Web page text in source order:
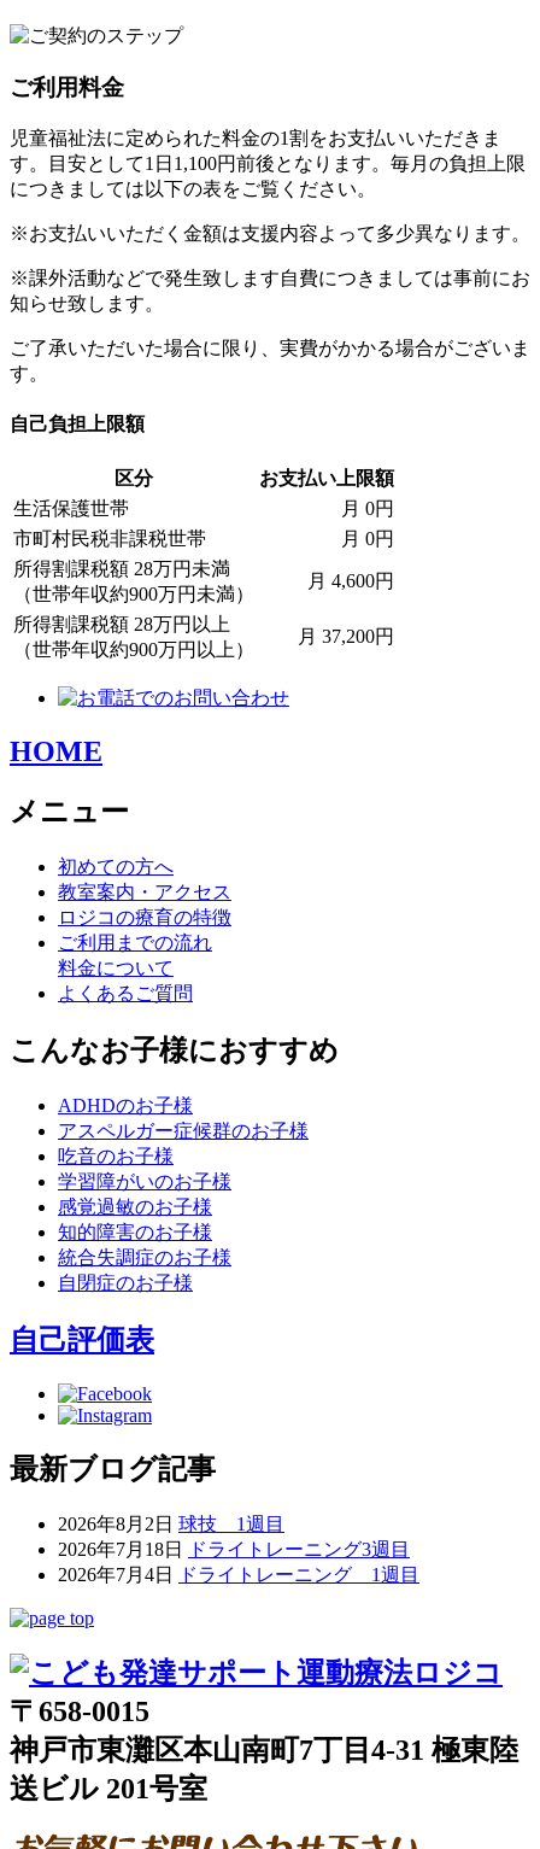
ご利用料金
児童福祉法に定められた料金の1割をお支払いいただきま
す。目安として1日1,100円前後となります。毎月の負担上限
につきましては以下の表をご覧ください。
※お支払いいただく金額は支援内容よって多少異なります。
※課外活動などで発生致します自費につきましては事前にお
知らせ致します。
ご了承いただいた場合に限り、実費がかかる場合がございま
す。
自己負担上限額
区分
お支払い上限額
生活保護世帯
月 0円
市町村民税非課税世帯
月 0円
所得割課税額 28万円未満
（世帯年収約900万円未満）
月 4,600円
所得割課税額 28万円以上
（世帯年収約900万円以上）
月 37,200円
HOME
メニュー
初めての方へ
教室案内・アクセス
ロジコの療育の特徴
ご利用までの流れ
料金について
よくあるご質問
こんなお子様におすすめ
ADHDのお子様
アスペルガー症候群のお子様
吃音のお子様
学習障がいのお子様
感覚過敏のお子様
知的障害のお子様
統合失調症のお子様
自閉症のお子様
自己評価表
最新ブログ記事
2026年8月2日 球技 1週目
2026年7月18日
ドライトレーニング3週目
2026年7月4日
ドライトレーニング 1週目
〒658-0015
神戸市東灘区本山南町7丁目4-31 極東陸
送ビル 201号室